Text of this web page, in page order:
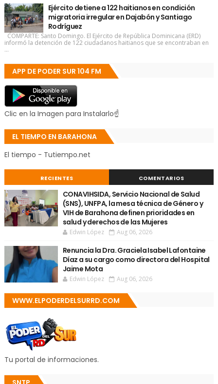
Ejército detiene a 122 haitianos en condición
migratoria irregular en Dajabón y Santiago
Rodríguez
COMPARTE: Santo Domingo. El Ejército de República Dominicana (ERD)
informó la detención de 122 ciudadanos haitianos que se encontraban en
...
APP DE PODER SUR 104 FM
Clic en la Imagen para Instalarlo☝
EL TIEMPO EN BARAHONA
El tiempo - Tutiempo.net
RECIENTES COMENTARIOS
CONAVIHSIDA, Servicio Nacional de Salud
(SNS), UNFPA, la mesa técnica de Género y
VIH de Barahona definen prioridades en
salud y derechos de las Mujeres
Edwin López Aug 06, 2026
Renuncia la Dra. Graciela Isabel Lafontaine
Díaz a su cargo como directora del Hospital
Jaime Mota
Edwin López Aug 06, 2026
WWW.ELPODERDELSURRD.COM
Tu portal de informaciones.